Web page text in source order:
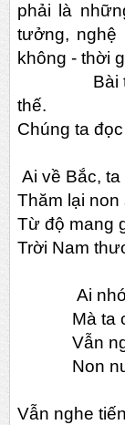
phải là
tưởng, nghệ
không - thời
Bài thơ
thế.
Chúng ta
Ai về Bắc, ta
Thăm lại
Từ độ mang
Trời Nam
Ai nhớ
Mà ta con
Vẫn nghe
Non nước
Vẫn nghe